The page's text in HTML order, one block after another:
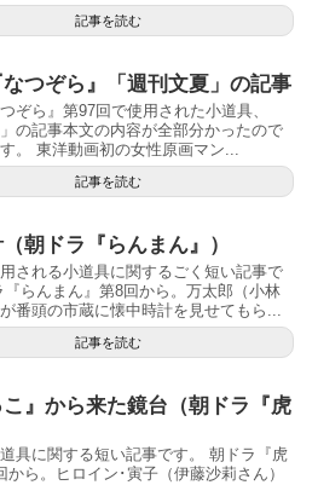
記事を読む
つぞら』「週刊文夏」の記事
ぞら』第97回で使用された小道具、
」の記事本文の内容が全部分かったので
。 東洋動画初の女性原画マン...
記事を読む
朝ドラ『らんまん』）
される小道具に関するごく短い記事で
らんまん』第8回から。万太郎（小林
番頭の市蔵に懐中時計を見せてもら...
記事を読む
こ』から来た鏡台（朝ドラ『虎
具に関する短い記事です。 朝ドラ『虎
から。ヒロイン･寅子（伊藤沙莉さん）